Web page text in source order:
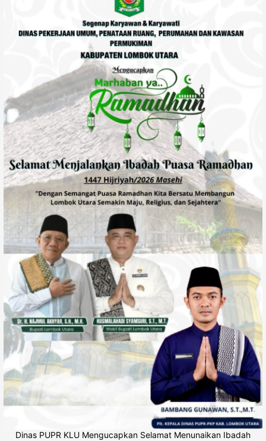
Dinas PUPR KLU Mengucapkan Selamat Menunaikan Ibadah